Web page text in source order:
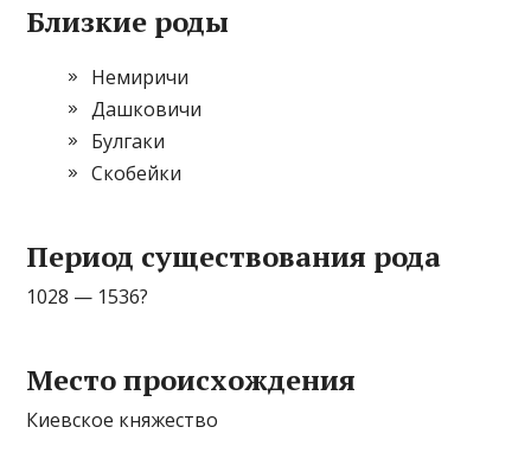
Близкие роды
Немиричи
Дашковичи
Булгаки
Скобейки
Период существования рода
1028 — 1536?
Место происхождения
Киевское княжество